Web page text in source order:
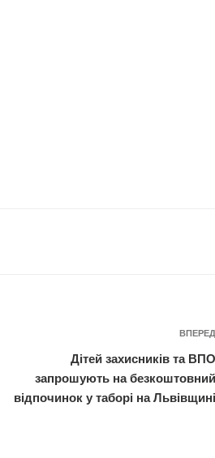
ВПЕРЕД
Дітей захисників та ВПО
запрошують на безкоштовний
відпочинок у таборі на Львівщині